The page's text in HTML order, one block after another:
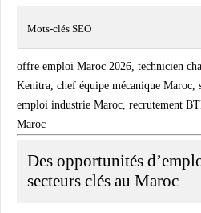
Mots-clés SEO
offre emploi Maroc 2026, technicien
Kenitra, chef équipe mécanique Maroc,
emploi industrie Maroc, recrutement
Maroc
Des opportunités
secteurs clés au Maroc